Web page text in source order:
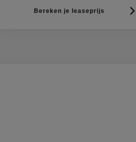
Bereken je leaseprijs